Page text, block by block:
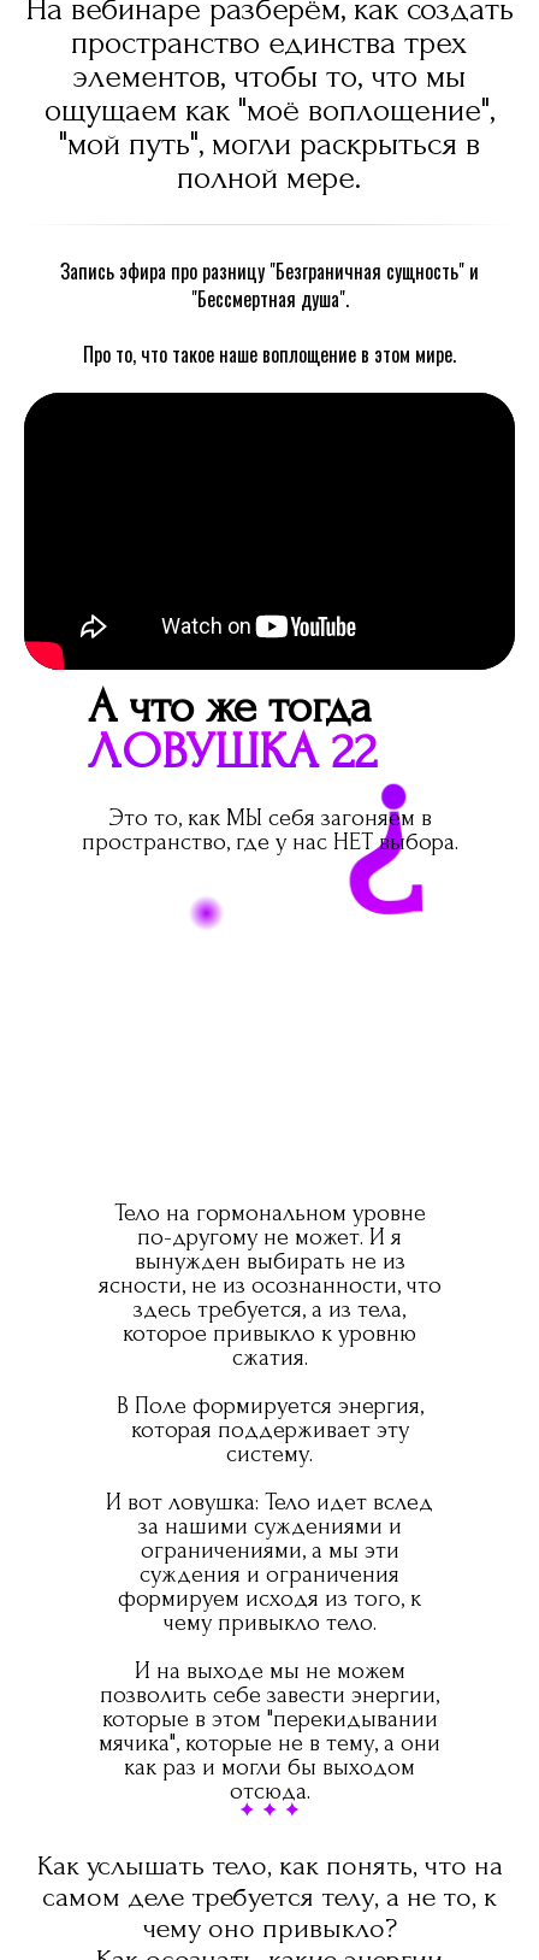
Запись эфира про разницу "Безграничная сущность" и
"Бессмертная душа".
Про то, что такое наше воплощение в этом мире.
А что же тогда
ЛОВУШКА 22?
Это то, как МЫ себя загоняем в
пространство, где у нас НЕТ выбора.
Тело на гормональном уровне
по-другому не может. И я
вынужден выбирать не из
ясности, не из осознанности, что
здесь требуется, а из тела,
которое привыкло к уровню
сжатия.
В Поле формируется энергия,
которая поддерживает эту
систему.
И вот ловушка: Тело идет вслед
за нашими суждениями и
ограничениями, а мы эти
суждения и ограничения
формируем исходя из того, к
чему привыкло тело.
И на выходе мы не можем
позволить себе завести энергии,
которые в этом "перекидывании
мячика", которые не в тему, а они
как раз и могли бы выходом
отсюда.
Как услышать тело, как понять, что на
самом деле требуется телу, а не то, к
чему оно привыкло?